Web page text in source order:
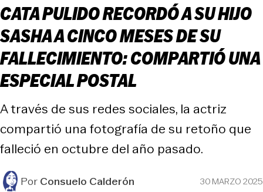
CATA PULIDO RECORDÓ A SU HIJO
SASHA A CINCO MESES DE SU
FALLECIMIENTO: COMPARTIÓ UNA
ESPECIAL POSTAL
A través de sus redes sociales, la actriz
compartió una fotografía de su retoño que
falleció en octubre del año pasado.
PorConsuelo Calderón 30 MARZO 2025